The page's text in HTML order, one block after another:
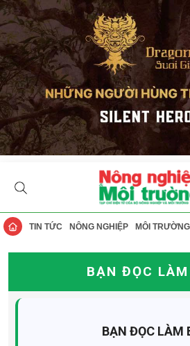
TIN TỨC NÔNG NGHIỆP MÔI TRƯỜNG
BẠN ĐỌC LÀM
BẠN ĐỌC LÀM